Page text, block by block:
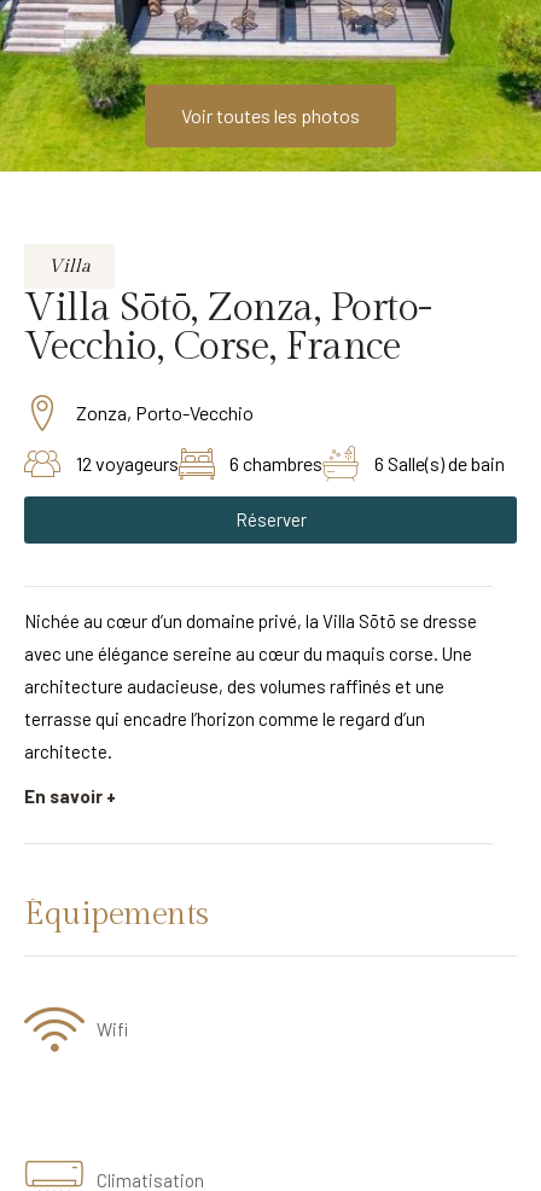
Voir toutes les photos
Villa
Villa Sōtō, Zonza, Porto-
Vecchio, Corse, France
Zonza, Porto-Vecchio
12 voyageurs 6 chambres 6 Salle(s) de bain
Réserver
Nichée au cœur d’un domaine privé, la Villa Sōtō se dresse
avec une élégance sereine au cœur du maquis corse. Une
architecture audacieuse, des volumes raffinés et une
terrasse qui encadre l’horizon comme le regard d’un
architecte.
En savoir +
Équipements
Wifi
Climatisation